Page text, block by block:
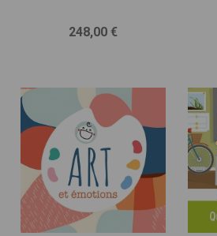
Prix
248,00 €